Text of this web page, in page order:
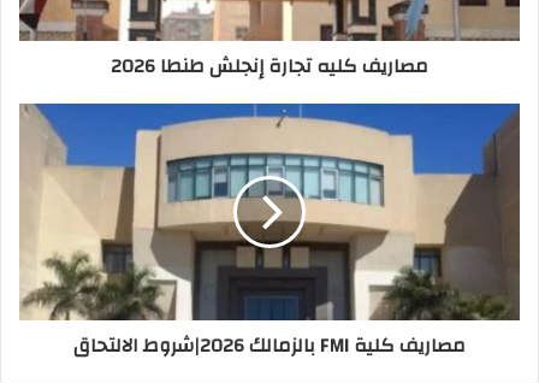
مصاريف كليه تجارة إنجلش طنطا 2026
مصاريف كلية FMI بالزمالك 2026|شروط الالتحاق